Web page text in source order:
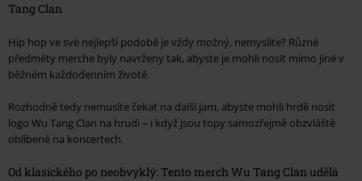
Tang Clan
Hip hop ve své nejlepší podobě je vždy možný, nemyslíte? Různé
předměty merche byly navrženy tak, abyste je mohli nosit mimo jiné v
běžném každodenním životě.
Rozhodně tedy nemusíte čekat na další jam, abyste mohli hrdě nosit
logo Wu Tang Clan na hrudi – i když jsou topy samozřejmě obzvláště
oblíbené na koncertech.
Od klasického po neobvyklý: Tento merch Wu Tang Clan udělá